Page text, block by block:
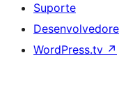
Suporte
WordPress.tv ↗